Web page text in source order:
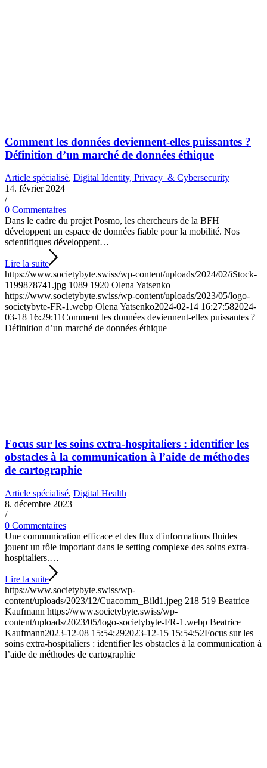
Comment les données deviennent-elles puissantes ?
Définition d’un marché de données éthique
Article spécialisé, Digital Identity, Privacy & Cybersecurity
14. février 2024
/
0 Commentaires
Dans le cadre du projet Posmo, les chercheurs de la BFH
développent un espace de données fiable pour la mobilité. Nos
scientifiques développent…
Lire la suite
https://www.societybyte.swiss/wp-content/uploads/2024/02/iStock-
1199878741.jpg 1089 1920 Olena Yatsenko
https://www.societybyte.swiss/wp-content/uploads/2023/05/logo-
societybyte-FR-1.webp Olena Yatsenko2024-02-14 16:27:582024-
03-18 16:29:11Comment les données deviennent-elles puissantes ?
Définition d’un marché de données éthique
Focus sur les soins extra-hospitaliers : identifier les
obstacles à la communication à l’aide de méthodes
de cartographie
Article spécialisé, Digital Health
8. décembre 2023
/
0 Commentaires
Une communication efficace et des flux d'informations fluides
jouent un rôle important dans le setting complexe des soins extra-
hospitaliers.…
Lire la suite
https://www.societybyte.swiss/wp-
content/uploads/2023/12/Cuacomm_Bild1.jpeg 218 519 Beatrice
Kaufmann https://www.societybyte.swiss/wp-
content/uploads/2023/05/logo-societybyte-FR-1.webp Beatrice
Kaufmann2023-12-08 15:54:292023-12-15 15:54:52Focus sur les
soins extra-hospitaliers : identifier les obstacles à la communication à
l’aide de méthodes de cartographie